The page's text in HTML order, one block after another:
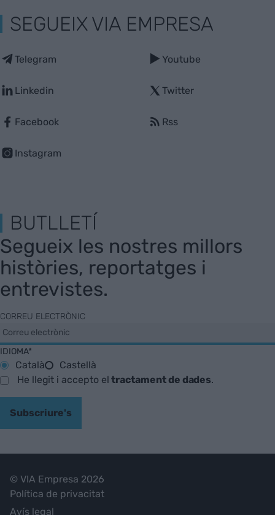
SEGUEIX VIA EMPRESA
Telegram
Linkedin
Facebook
Instagram
Youtube
Twitter
Rss
BUTLLETÍ
Segueix les nostres millors
històries, reportatges i
entrevistes.
CORREU ELECTRÒNIC
IDIOMA*
Català
Castellà
He llegit i accepto eltractament de dades.
Subscriure's
© VIA Empresa 2026
Política de privacitat
Avís legal